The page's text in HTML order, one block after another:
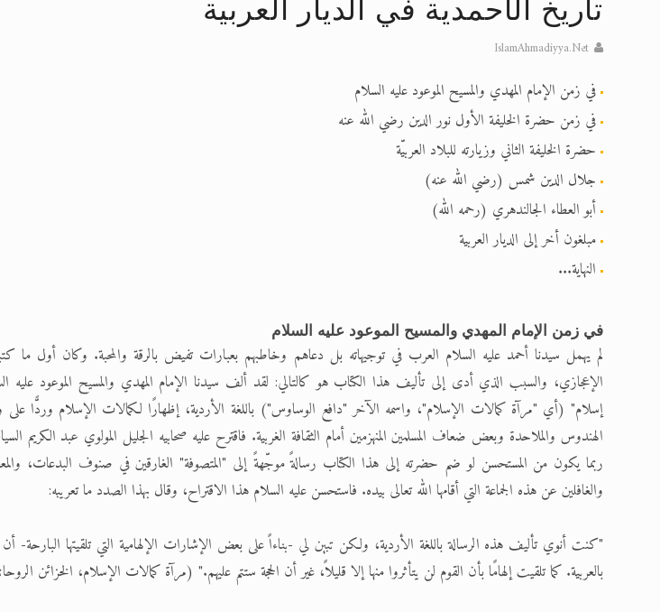
إعلان هامّ بخصوص الرسائل المرسلة إلى حضرة امير المؤمنين أيده الله
للانتقال إلى كافة الردود على القمص زكريا يطرس وأعداء الإسلام اضغط
اقرأ هذا الكتاب وتعرّف على حقيقة الإسراء والمعراج >> المزيد
عرض مصوَّر لأقوال المستشرقين في خاتم النبيين صلى الله عليه وسلم >>
الحجّ.. دلالات، حِكم، وأهداف >> المزيد
تاريخ الأحمدية في الديار العربية
IslamAhmadiyya.Net
في زمن الإمام المهدي والمسيح الموعود عليه السلام
في زمن حضرة الخليفة الأول نور الدين رضي الله عنه
حضرة الخليفة الثاني وزيارته للبلاد العربيّة
جلال الدين شمس (رضي الله عنه)
أبو العطاء الجالندهري (رحمه الله)
مبلغون أخر إلى الديار العربية
النهاية...
في زمن الإمام المهدي والمسيح الموعود عليه السلام
لم يهمل سيدنا أحمد عليه السلام العرب في توجيهاته بل دعاهم وخاطبهم بعبارات تفيض بالرقة والمحبة. وكان أول ما
الإعجازي، والسبب الذي أدى إلى تأليف هذا الكتاب هو كالتالي: لقد ألف سيدنا الإمام المهدي والمسيح الموعود عليه
إسلام" (أي "مرآة كمالات الإسلام"، واسمه الآخر "دافع الوساوس") باللغة الأردية، إظهارًا لكمالات الإسلام وردًّا
الهندوس والملاحدة وبعض ضعاف المسلمين المنهزمين أمام الثقافة الغربية. فاقترح عليه صحابيه الجليل المولوي عبد الكريم
ربما يكون من المستحسن لو ضم حضرته إلى هذا الكتاب رسالةً موجّهةً إلى "المتصوفة" الغارقين في صنوف البدعات،
والغافلين عن هذه الجماعة التي أقامها الله تعالى بيده. فاستحسن عليه السلام هذا الاقتراح، وقال بهذا الصدد ما تعريبه:
"كنت أنوي تأليف هذه الرسالة باللغة الأردية، ولكن تبين لي -بناءاً على بعض الإشارات الإلهامية التي تلقيتها البارحة-
بالعربية. كما تلقيت إلهامًا بأن القوم لن يتأثروا منها إلا قليلاً، غير أن الحجة ستتم عليهم." (مرآة كمالات الإسلام، الخزائن الروحانية ج